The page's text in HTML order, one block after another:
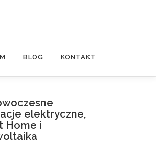
BLOG KONTAKT
elektryczne,
Home i